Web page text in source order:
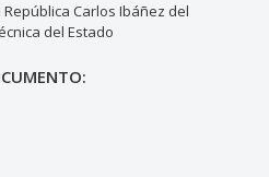
Carlos Ibáñez del
del Estado